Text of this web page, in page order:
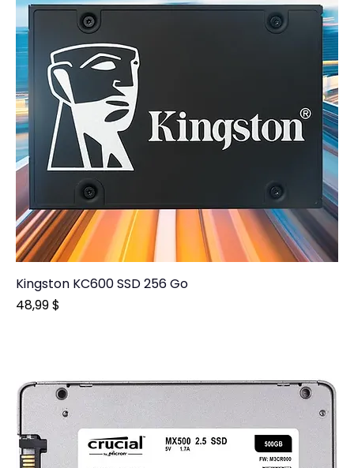
Kingston KC600 SSD 256 Go
Prix
48,99 $